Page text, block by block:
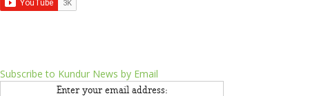
Subscribe to Kundur News by Email
Enter your email address: